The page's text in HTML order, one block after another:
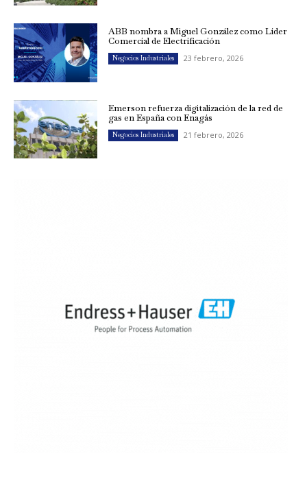
ABB nombra a Miguel González como Líder
Comercial de Electrificación
Negocios Industriales 23 febrero, 2026
Emerson refuerza digitalización de la red de
gas en España con Enagás
Negocios Industriales 21 febrero, 2026